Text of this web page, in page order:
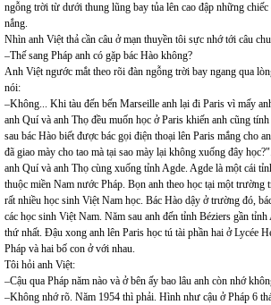
ngỗng trời từ dưới thung lũng bay tủa lên cao đập những chiếc
nắng.
Nhìn anh Việt thả cần câu ở mạn thuyền tôi sực nhớ tới câu
–Thế sang Pháp anh có gặp bác Hào không?
Anh Việt ngước mắt theo rõi đàn ngỗng trời bay ngang qua
nói:
–Không... Khi tàu đến bến Marseille anh lại đi Paris vì mấy
anh Quí và anh Thọ đều muốn học ở Paris khiến anh cũng
sau bác Hào biết được bác gọi điện thoại lên Paris mắng cho
đã giao mày cho tao mà tại sao mày lại không xuống đây
anh Quí và anh Thọ cùng xuống tỉnh Agde. Agde là một cái
thuộc miền Nam nước Pháp. Bọn anh theo học tại một trường
rất nhiều học sinh Việt Nam học. Bác Hào dậy ở trường đó,
các học sinh Việt Nam. Năm sau anh đến tỉnh Béziers gần
thứ nhất. Đậu xong anh lên Paris học tú tài phần hai ở Lycée
Pháp và hai bố con ở với nhau.
Tôi hỏi anh Việt:
–Cậu qua Pháp năm nào và ở bên ấy bao lâu anh còn nhớ
–Không nhớ rõ. Năm 1954 thì phải. Hình như cậu ở Pháp 6